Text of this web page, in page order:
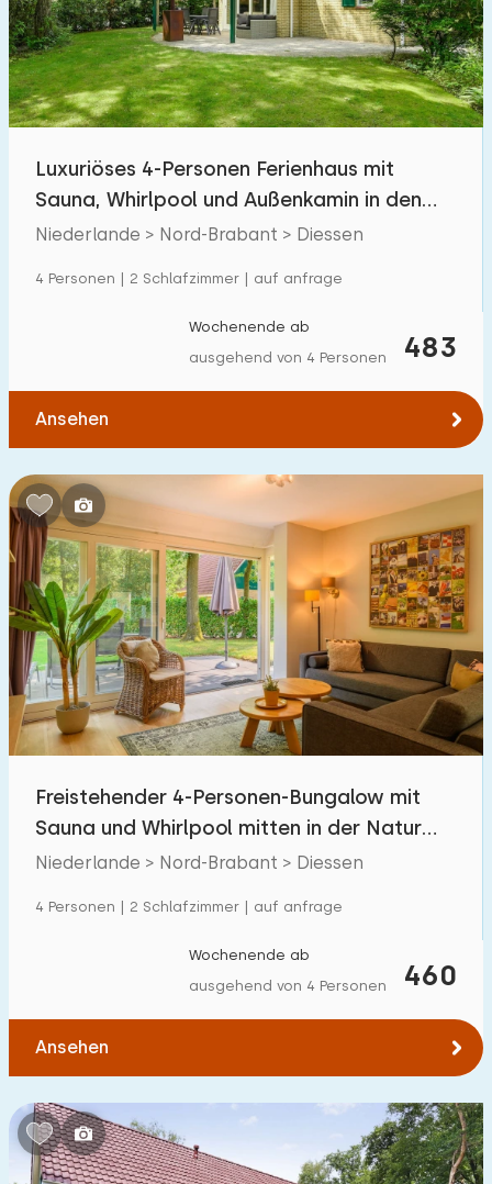
Schwimmbad 25
Eingezäunter Garten 0
Haustierfrei 8
Ladestation Auto
€ 0 — € 1000+
Schlafzimmern:
1 2 3 4 5
Badezimmer:
1 2 3 4 5
Entfernungen
Von Diessen(max. km) :
Zum Meer(max. km):
10 20
1 2
Zum Wasser (max. km)
1 2 5 10 20
Luxuriöses 4-Personen Ferienhaus mit
Sauna, Whirlpool und Außenkamin in den
Kempen
Niederlande > Nord-Brabant > Diessen
4 Personen | 2 Schlafzimmer | auf anfrage
483
Wochenende ab
ausgehend von 4 Personen
Ansehen
Freistehender 4-Personen-Bungalow mit
Sauna und Whirlpool mitten in der Natur
Brabanters
Niederlande > Nord-Brabant > Diessen
4 Personen | 2 Schlafzimmer | auf anfrage
460
Wochenende ab
ausgehend von 4 Personen
Ansehen